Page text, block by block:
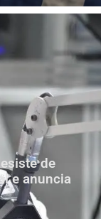
de
e anuncia